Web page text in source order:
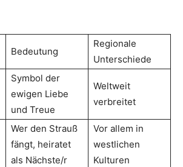
Bedeutung
Regionale
Unterschiede
Symbol der
ewigen Liebe
und Treue
Weltweit
verbreitet
Wer den Strauß
fängt, heiratet
als Nächste/r
Vor allem in
westlichen
Kulturen